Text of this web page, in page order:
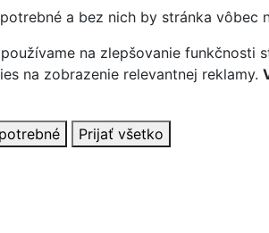
a bez nich by stránka vôbec
na zlepšovanie funkčnosti
na zobrazenie relevantnej reklamy.
Prijať všetko